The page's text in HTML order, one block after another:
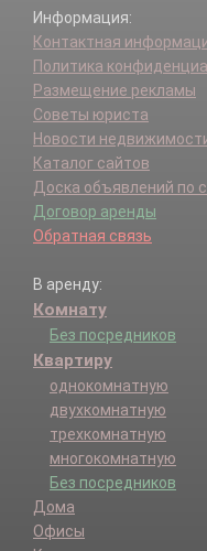
Информация:
Контактная
Политика
Размещение рекламы
Советы юриста
Новости
Каталог сайтов
Доска объявлений по
Договор аренды
Обратная связь
В аренду:
Комнату
Без посредников
Квартиру
однокомнатную
двухкомнатную
трехкомнатную
многокомнатную
Без посредников
Дома
Офисы